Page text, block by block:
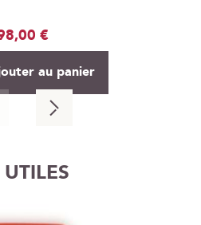
€
au panier